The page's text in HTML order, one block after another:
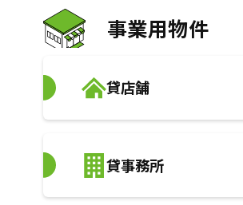
事業用物件
貸店舗
貸事務所